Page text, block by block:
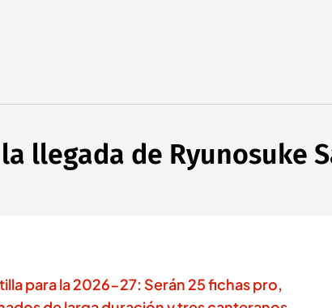
llegada de Ryunosuke
para la 2026-27: Serán 25 fichas pro,